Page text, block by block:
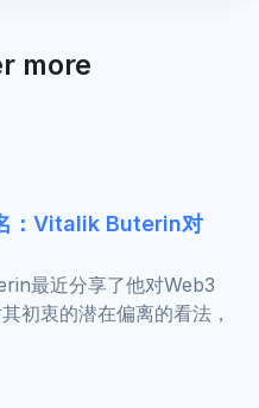
more
：Vitalik Buterin对
最近分享了他对Web3
初衷的潜在偏离的看法，